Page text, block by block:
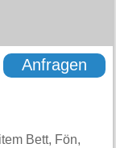
Anfragen
Bett, Fön,